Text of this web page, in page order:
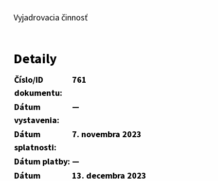
Vyjadrovacia činnosť
Detaily
Číslo/ID
dokumentu:
761
Dátum
vystavenia:
—
Dátum
splatnosti:
7. novembra 2023
Dátum platby: —
Dátum
13. decembra 2023